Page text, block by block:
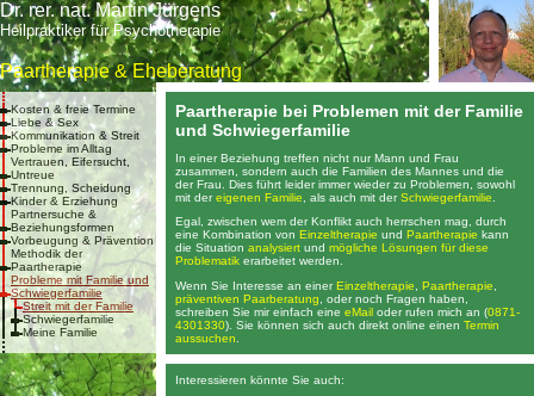
Dr. rer. nat. Martin Jürgens
Heilpraktiker für Psychotherapie
Paartherapie & Eheberatung
Kosten & freie Termine
Liebe & Sex
Kommunikation & Streit
Probleme im Alltag
Vertrauen, Eifersucht,
Untreue
Trennung, Scheidung
Kinder & Erziehung
Partnersuche &
Beziehungsformen
Vorbeugung & Prävention
Methodik der
Paartherapie
Probleme mit Familie und
Schwiegerfamilie
Streit mit der Familie
Schwiegerfamilie
Meine Familie
Paartherapie bei Problemen mit der Familie
und Schwiegerfamilie
In einer Beziehung treffen nicht nur Mann und Frau
zusammen, sondern auch die Familien des Mannes und die
der Frau. Dies führt leider immer wieder zu Problemen, sowohl
mit dereigenen Familie , als auch mit derSchwiegerfamilie
Egal, zwischen wem der Konflikt auch herrschen mag, durch
eine Kombination von Einzeltherapie und Paartherapie kann
die Situation analysiert und mögliche Lösungen für diese
Problematik erarbeitet werden.
Wenn Sie Interesse an einerEinzeltherapie Paartherapie
präventiven Paarberatung , oder noch Fragen haben,
schreiben Sie mir einfach eine eMail oder rufen mich an (0871-
4301330). Sie können sich auch direkt online einen Termin
aussuchen
Interessieren könnte Sie auch: